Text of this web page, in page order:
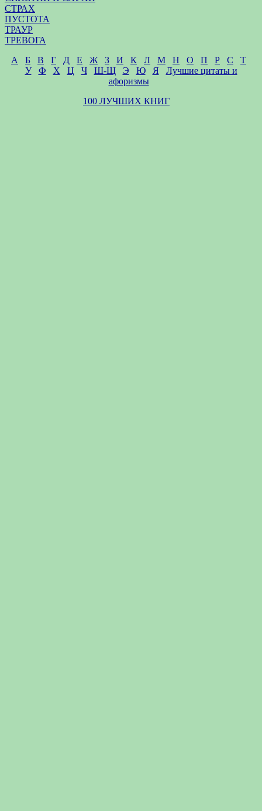
СТРАХ
ПУСТОТА
ТРАУР
ТРЕВОГА
А
Б В Г Д Е Ж З И К Л М Н О П Р С
Т
У
Ф Х Ц Ч Ш-Щ Э Ю Я
Лучшие цитаты и
афоризмы
100 ЛУЧШИХ КНИГ